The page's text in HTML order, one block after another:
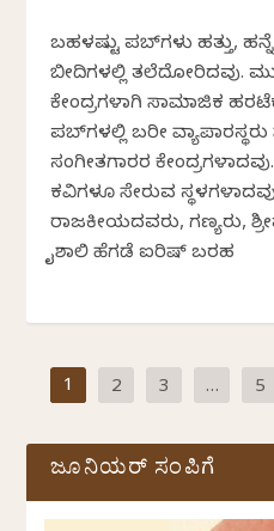
ಬಹಳಷ್ಟು ಪಬ್‌ಗಳು ಹತ್ತು,
ಬೀದಿಗಳಲ್ಲಿ ತಲೆದೋರಿದವು.
ಕೇಂದ್ರಗಳಾಗಿ ಸಾಮಾಜಿಕ
ಪಬ್‌ಗಳಲ್ಲಿ ಬರೀ
ಸಂಗೀತಗಾರರ
ಕವಿಗಳೂ ಸೇರುವ
ರಾಜಕೀಯದವರು, ಗಣ್ಯರು,
ವೈಶಾಲಿ ಹೆಗಡೆ ಐರಿಷ್ ಬರಹ
1 2 3 … 5
ಜೂನಿಯರ್ ಸಂಪಿಗೆ